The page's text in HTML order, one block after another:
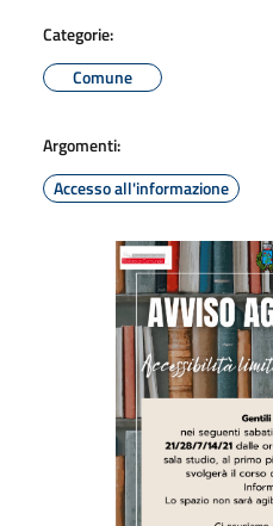
Categorie:
Comune
Argomenti:
Accesso all'informazione